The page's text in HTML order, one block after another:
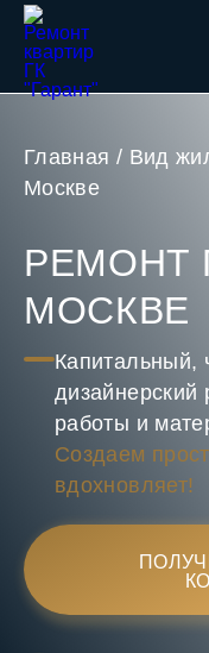
Главная / Вид
Москве
РЕМОНТ
МОСКВЕ
Капитальный,
дизайнерский
работы и
Создаем
вдохновляет!